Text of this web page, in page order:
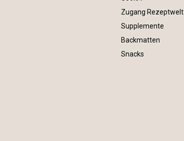
Zugang Rezeptwelt
Supplemente
Backmatten
Snacks